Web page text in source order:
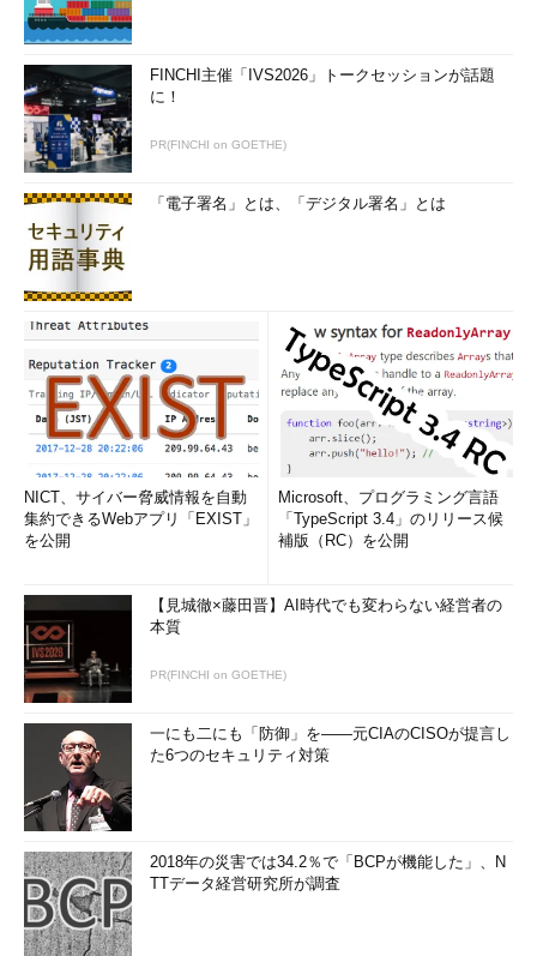
FINCHI主催「IVS2026」トークセッションが話題
に！
PR(FINCHI on GOETHE)
「電子署名」とは、「デジタル署名」とは
NICT、サイバー脅威情報を自動
集約できるWebアプリ「EXIST」
を公開
Microsoft、プログラミング言語
「TypeScript 3.4」のリリース候
補版（RC）を公開
【見城徹×藤田晋】AI時代でも変わらない経営者の
本質
PR(FINCHI on GOETHE)
一にも二にも「防御」を――元CIAのCISOが提言し
た6つのセキュリティ対策
2018年の災害では34.2％で「BCPが機能した」、N
TTデータ経営研究所が調査